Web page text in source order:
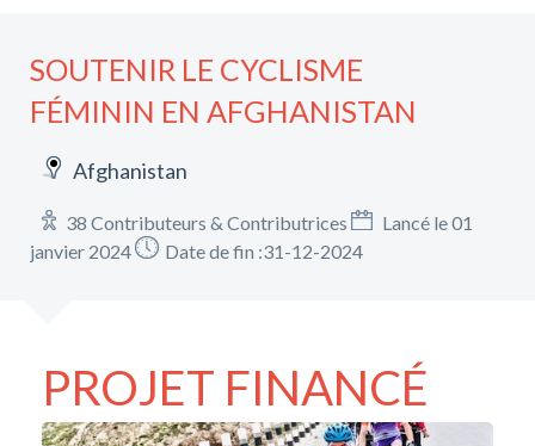
SOUTENIR LE CYCLISME
FÉMININ EN AFGHANISTAN
Afghanistan
38 Contributeurs & Contributrices
Lancé le 01
janvier 2024
Date de fin :31-12-2024
PROJET FINANCÉ